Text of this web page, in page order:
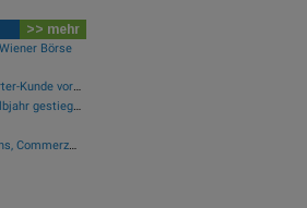
>> mehr
Börse
Purina als erster NIQ ConnectAI Charter-Kunde vorgestellt
Österreichische Post: Umsatz im Halbjahr gestiegen, Ergebnis rückläufig
Wie Manz, Wirecard, Drillisch, Siemens, Commerzbank und FACC für Gesprächsstoff sorgten